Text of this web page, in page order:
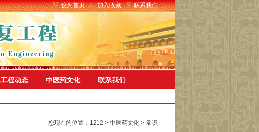
工程动态 中医药文化 联系我们
设为首页 加入收藏 联系我们
您现在的位置： 1212 > 中医药文化 > 常识